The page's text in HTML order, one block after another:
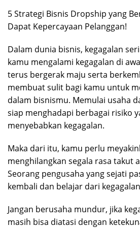
5 Strategi Bisnis Dropship yang
Dapat Kepercayaan Pelanggan!
Dalam dunia bisnis, kegagalan
kamu mengalami kegagalan di
terus bergerak maju serta
membuat sulit bagi kamu untuk
dalam bisnismu. Memulai usaha
siap menghadapi berbagai risiko
menyebabkan kegagalan.
Maka dari itu, kamu perlu
menghilangkan segala rasa takut
Seorang pengusaha yang sejati
kembali dan belajar dari
Jangan berusaha mundur, jika
masih bisa diatasi dengan